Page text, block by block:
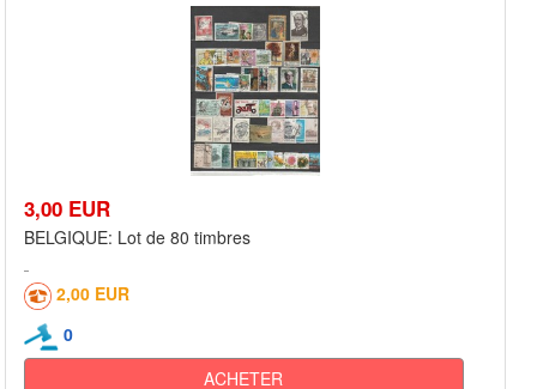
3,00 EUR
BELGIQUE: Lot de 80 timbres
2,00 EUR
0
ACHETER